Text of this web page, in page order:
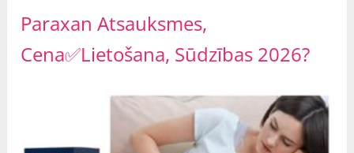
Paraxan Atsauksmes,
Cena✅Lietošana, Sūdzības 2026?